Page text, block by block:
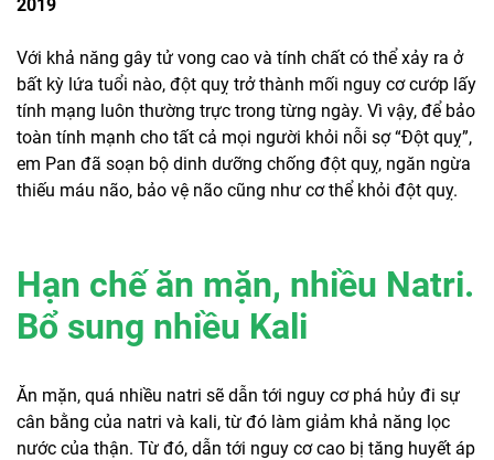
2019
Với khả năng gây tử vong cao và tính chất có thể xảy ra ở
bất kỳ lứa tuổi nào, đột quỵ trở thành mối nguy cơ cướp lấy
tính mạng luôn thường trực trong từng ngày. Vì vậy, để bảo
toàn tính mạnh cho tất cả mọi người khỏi nỗi sợ “Đột quỵ”,
em Pan đã soạn bộ dinh dưỡng chống đột quỵ, ngăn ngừa
thiếu máu não, bảo vệ não cũng như cơ thể khỏi đột quỵ.
Hạn chế ăn mặn, nhiều Natri.
Bổ sung nhiều Kali
Ăn mặn, quá nhiều natri sẽ dẫn tới nguy cơ phá hủy đi sự
cân bằng của natri và kali, từ đó làm giảm khả năng lọc
nước của thận. Từ đó, dẫn tới nguy cơ cao bị tăng huyết áp